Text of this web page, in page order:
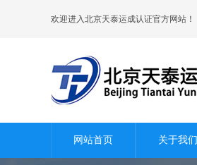
欢迎进入北京天泰运成认证官方网站！
网站首页 关于我们